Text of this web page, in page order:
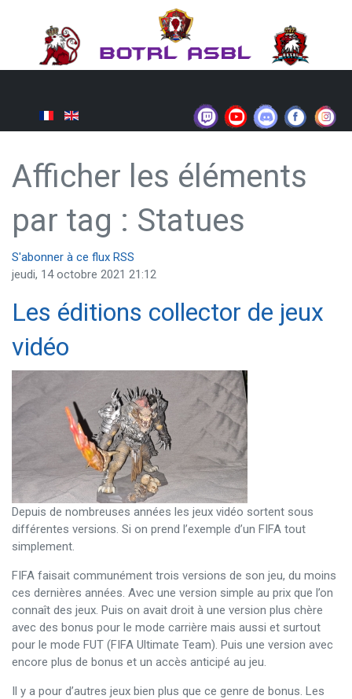
Afficher les éléments
par tag : Statues
S'abonner à ce flux RSS
jeudi, 14 octobre 2021 21:12
Les éditions collector de jeux
vidéo
Depuis de nombreuses années les jeux vidéo sortent sous
différentes versions. Si on prend l’exemple d’un FIFA tout
simplement.
FIFA faisait communément trois versions de son jeu, du moins
ces dernières années. Avec une version simple au prix que l’on
connaît des jeux. Puis on avait droit à une version plus chère
avec des bonus pour le mode carrière mais aussi et surtout
pour le mode FUT (FIFA Ultimate Team). Puis une version avec
encore plus de bonus et un accès anticipé au jeu.
Il y a pour d’autres jeux bien plus que ce genre de bonus. Les